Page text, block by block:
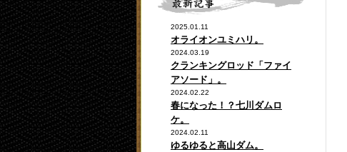
2025.01.11
オライオンユミハリ。
2024.03.19
クランキングロッド「ファイ
アソード」。
2024.02.22
春になった！？七川ダムロ
ケ。
2024.02.11
ゆるゆると高山ダム。